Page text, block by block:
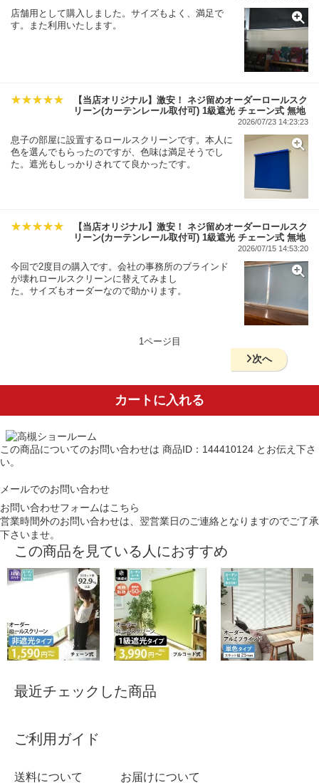
店舗用として購入しました。サイズもよく、満足で
す。また利用いたします。
【当店オリジナル】激安！ ネジ留めオーダーロールスク
リーン(カーテンレール取付可) 1級遮光 チェーン式 無地
2026/07/23 14:23:23
息子の部屋に設置するロールスクリーンです。本人に
色を選んでもらったのですが、色味は満足そうでし
た。遮光もしっかりされてて良かったです。
【当店オリジナル】激安！ ネジ留めオーダーロールスク
リーン(カーテンレール取付可) 1級遮光 チェーン式 無地
2026/07/15 14:53:20
今回で2度目の購入です。会社の事務所のブラインド
が壊れロールスクリーンに替えてみまし
た。サイズもオーダーなので助かります。
1ページ目
次へ
カートに入れる
この商品についてのお問い合わせは 商品ID：144410124 とお伝え下さ
い。
メールでのお問い合わせ
お問い合わせフォームはこちら
営業時間外のお問い合わせは、翌営業日のご連絡となりますのでご了承
下さいませ。
この商品を見ている人におすすめ
最近チェックした商品
ご利用ガイド
送料について お届けについて